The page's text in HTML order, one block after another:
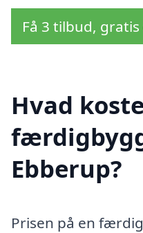
Få 3 tilbud,
Hvad
Ebberup?
Prisen på en